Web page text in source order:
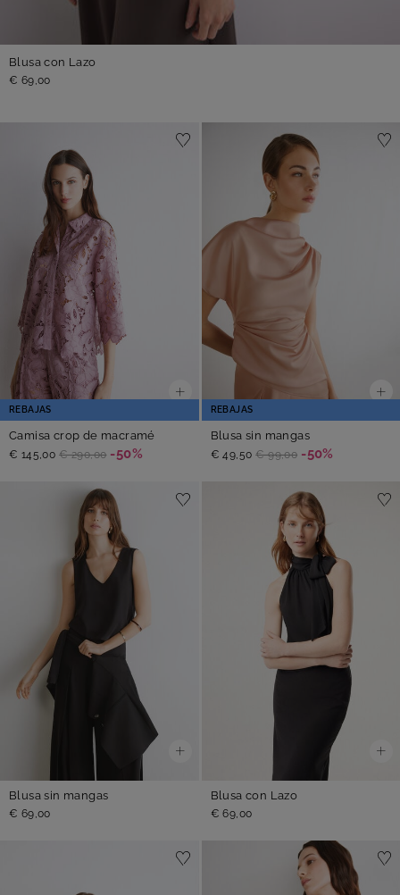
Blusa con Lazo
€ 69,00
REBAJAS
Camisa crop de macramé
€ 145,00 € 290,00 -50%
REBAJAS
Blusa sin mangas
€ 49,50 € 99,00 -50%
Blusa sin mangas
€ 69,00
Blusa con Lazo
€ 69,00